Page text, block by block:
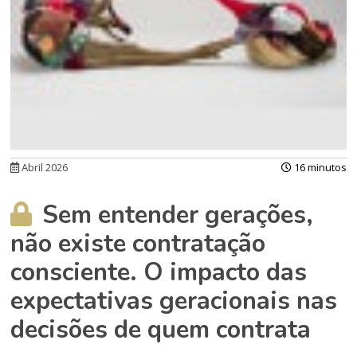
Abril 2026 16 minutos
Sem entender gerações,
não existe contratação
consciente. O impacto das
expectativas geracionais nas
decisões de quem contrata